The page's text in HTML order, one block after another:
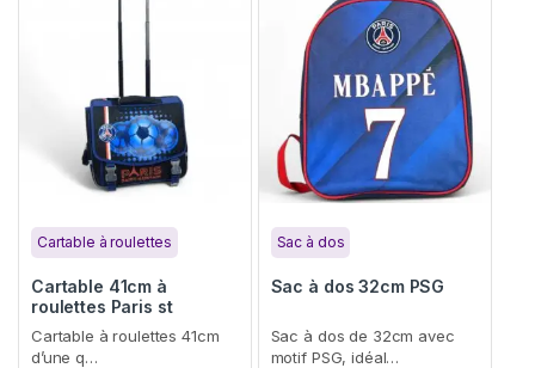
Cartable à roulettes
Cartable 41cm à
roulettes Paris st
germain
Cartable à roulettes 41cm
d’une q…
Sac à dos
Sac à dos 32cm PSG
Sac à dos de 32cm avec
motif PSG, idéal…